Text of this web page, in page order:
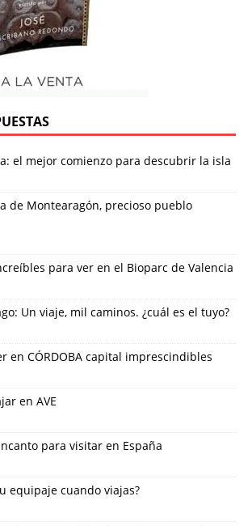
el mejor comienzo para descubrir la isla
de Montearagón, precioso pueblo
para ver en el Bioparc de Valencia
Un viaje, mil caminos. ¿cuál es el tuyo?
en CÓRDOBA capital imprescindibles
en AVE
para visitar en España
equipaje cuando viajas?